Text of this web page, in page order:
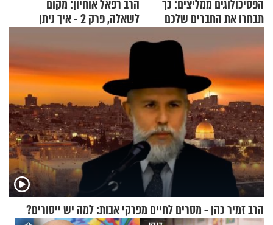
הפסיכולוגים ממליצים: כך
תבחרו את החברים שלכם
הרב רפאל אוחיון: מקום
לשאלה, פרק 2 - איך ניתן
הרב זמיר כהן - מסרים לחיים מפרקי אבות: למה יש ייסורים?